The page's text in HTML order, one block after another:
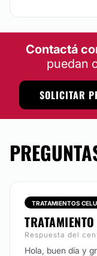
Contactá
puedan
SOLICITAR
TRATAMIENTOS
Respuesta del
Hola, buen día y